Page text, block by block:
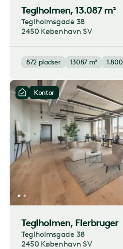
Teglholmen, 13.087 m²
Teglholmsgade 38
2450 København SV
872 pladser 13087 m² 1.800
Kontor
Teglholmen, Flerbruger
Teglholmsgade 38
2450 København SV